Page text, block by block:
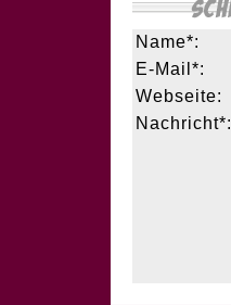
Name*:
E-Mail*:
Webseite:
Nachricht*: